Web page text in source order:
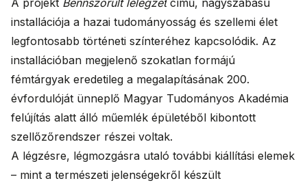
A projekt Bennszorult lélegzet című, nagyszabású
installációja a hazai tudományosság és szellemi élet
legfontosabb történeti színteréhez kapcsolódik. Az
installációban megjelenő szokatlan formájú
fémtárgyak eredetileg a megalapításának 200.
évfordulóját ünneplő Magyar Tudományos Akadémia
felújítás alatt álló műemlék épületéből kibontott
szellőzőrendszer részei voltak.
A légzésre, légmozgásra utaló további kiállítási elemek
– mint a természeti jelenségekről készült